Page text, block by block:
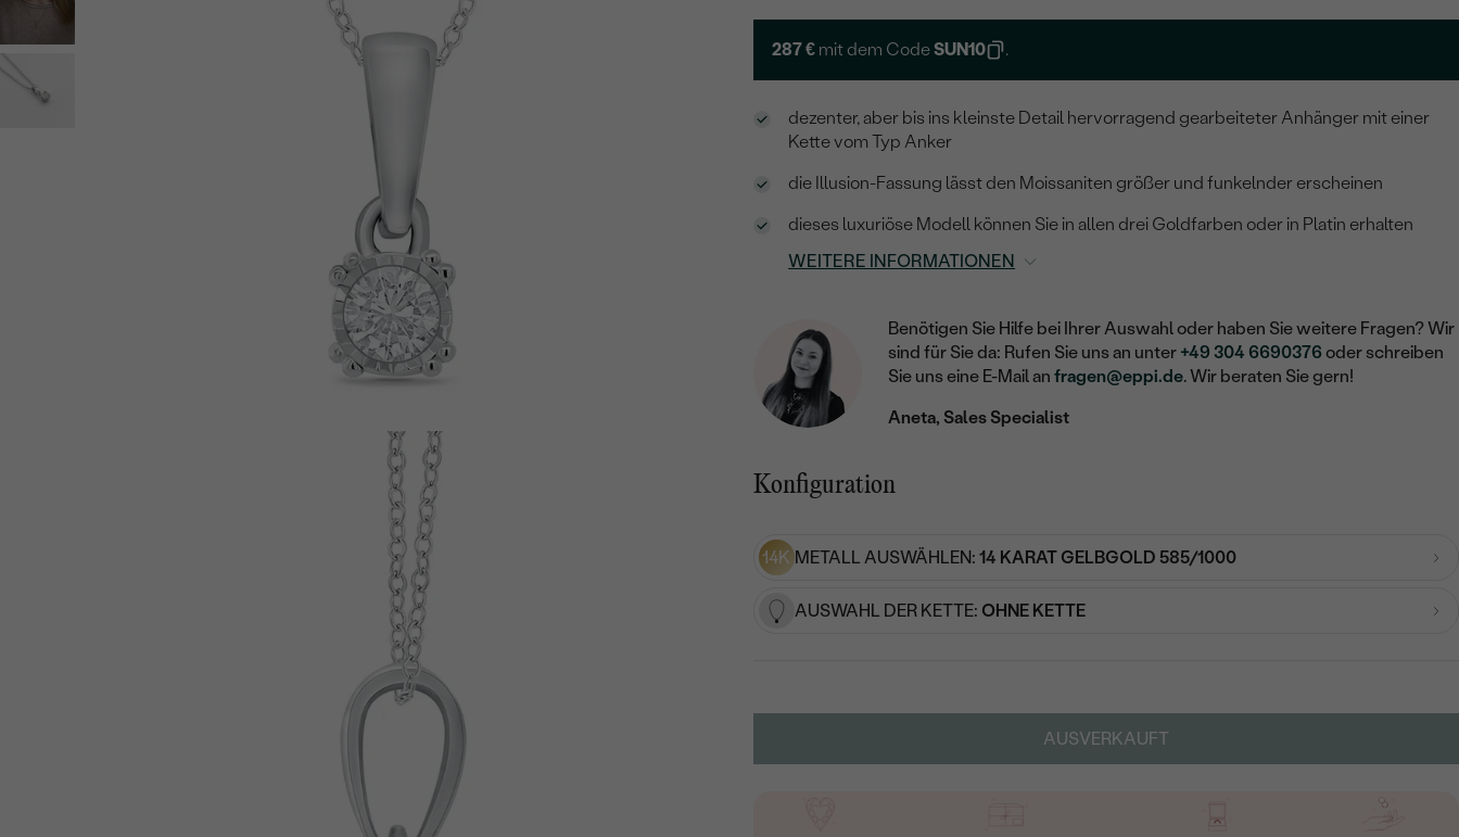
287 € mit dem CodeSUN10 .
dezenter, aber bis ins kleinste Detail hervorragend gearbeiteter Anhänger mit einer
Kette vom Typ Anker
die Illusion-Fassung lässt den Moissaniten größer und funkelnder erscheinen
dieses luxuriöse Modell können Sie in allen drei Goldfarben oder in Platin erhalten
WEITERE INFORMATIONEN
Benötigen Sie Hilfe bei Ihrer Auswahl oder haben Sie weitere Fragen? Wir
sind für Sie da: Rufen Sie uns an unter +49 304 6690376 oder schreiben
Sie uns eine E-Mail anfragen@eppi.de. Wir beraten Sie gern!
Aneta, Sales Specialist
Konfiguration
14K METALL AUSWÄHLEN: 14 KARAT GELBGOLD 585/1000
AUSWAHL DER KETTE: OHNE KETTE
AUSVERKAUFT